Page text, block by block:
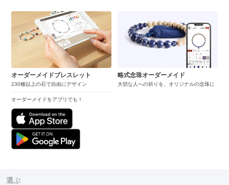
オーダーメイドブレスレット
230種以上の石で自由にデザイン
オーダーメイドをアプリでも！
略式念珠オーダーメイド
大切な人への祈りを、オリジナルの念珠に
選ぶ